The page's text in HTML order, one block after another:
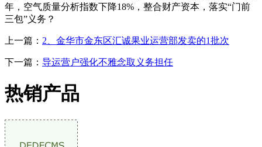
年，空气质量分析指数下降18%，整合财产资本，落实“门前
三包”义务？
上一篇： 2、金华市金东区汇诚果业运营部发卖的1批次
下一篇： 导运营户强化不雅念取义务担任
热销产品